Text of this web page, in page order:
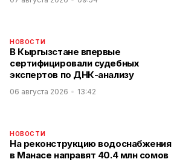
НОВОСТИ
В Кыргызстане впервые
сертифицировали судебных
экспертов по ДНК-анализу
06 августа 2026 13:42
НОВОСТИ
На реконструкцию водоснабжения
в Манасе направят 40.4 млн сомов